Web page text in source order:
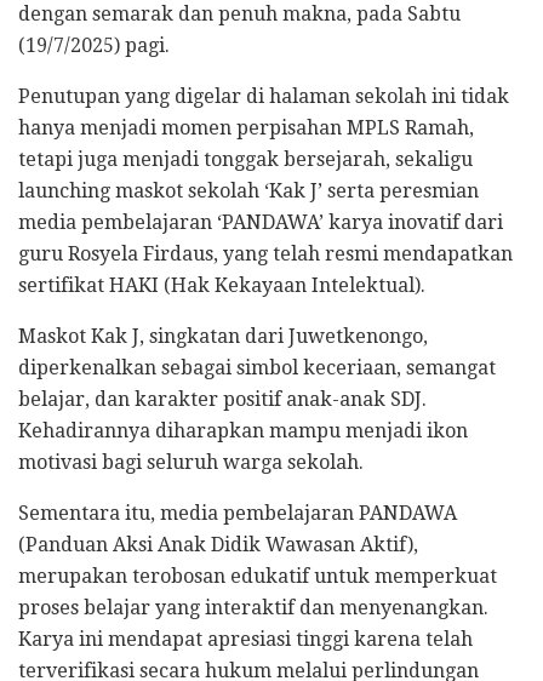
dengan semarak dan penuh makna, pada Sabtu
(19/7/2025) pagi.
Penutupan yang digelar di halaman sekolah ini tidak
hanya menjadi momen perpisahan MPLS Ramah,
tetapi juga menjadi tonggak bersejarah, sekaligu
launching maskot sekolah ‘Kak J’ serta peresmian
media pembelajaran ‘PANDAWA’ karya inovatif dari
guru Rosyela Firdaus, yang telah resmi mendapatkan
sertifikat HAKI (Hak Kekayaan Intelektual).
Maskot Kak J, singkatan dari Juwetkenongo,
diperkenalkan sebagai simbol keceriaan, semangat
belajar, dan karakter positif anak-anak SDJ.
Kehadirannya diharapkan mampu menjadi ikon
motivasi bagi seluruh warga sekolah.
Sementara itu, media pembelajaran PANDAWA
(Panduan Aksi Anak Didik Wawasan Aktif),
merupakan terobosan edukatif untuk memperkuat
proses belajar yang interaktif dan menyenangkan.
Karya ini mendapat apresiasi tinggi karena telah
terverifikasi secara hukum melalui perlindungan